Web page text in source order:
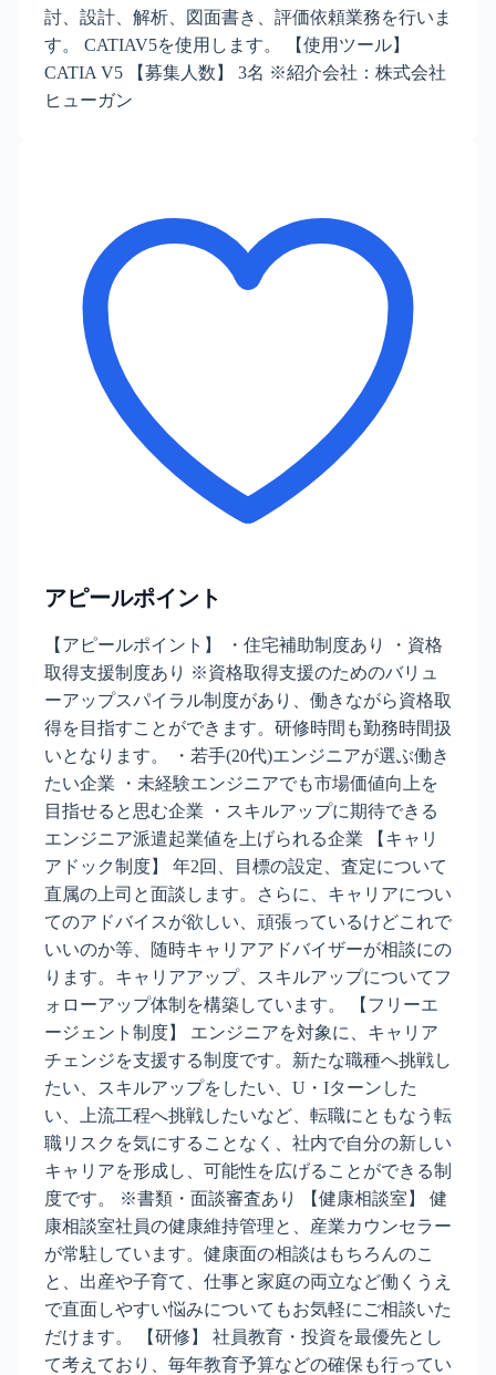
討、設計、解析、図面書き、評価依頼業務を行いま
す。 CATIAV5を使用します。 【使用ツール】
CATIA V5 【募集人数】 3名 ※紹介会社：株式会社
ヒューガン
アピールポイント
【アピールポイント】 ・住宅補助制度あり ・資格
取得支援制度あり ※資格取得支援のためのバリュ
ーアップスパイラル制度があり、働きながら資格取
得を目指すことができます。研修時間も勤務時間扱
いとなります。 ・若手(20代)エンジニアが選ぶ働き
たい企業 ・未経験エンジニアでも市場価値向上を
目指せると思む企業 ・スキルアップに期待できる
エンジニア派遣起業値を上げられる企業 【キャリ
アドック制度】 年2回、目標の設定、査定について
直属の上司と面談します。さらに、キャリアについ
てのアドバイスが欲しい、頑張っているけどこれで
いいのか等、随時キャリアアドバイザーが相談にの
ります。キャリアアップ、スキルアップについてフ
ォローアップ体制を構築しています。 【フリーエ
ージェント制度】 エンジニアを対象に、キャリア
チェンジを支援する制度です。新たな職種へ挑戦し
たい、スキルアップをしたい、U・Iターンした
い、上流工程へ挑戦したいなど、転職にともなう転
職リスクを気にすることなく、社内で自分の新しい
キャリアを形成し、可能性を広げることができる制
度です。 ※書類・面談審査あり 【健康相談室】 健
康相談室社員の健康維持管理と、産業カウンセラー
が常駐しています。健康面の相談はもちろんのこ
と、出産や子育て、仕事と家庭の両立など働くうえ
で直面しやすい悩みについてもお気軽にご相談いた
だけます。 【研修】 社員教育・投資を最優先とし
て考えており、毎年教育予算などの確保も行ってい